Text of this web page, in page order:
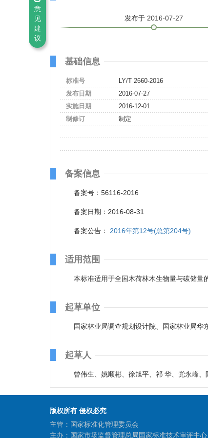
意
见
建
议
发布于 2016-07-27
基础信息
标准号
LY/T 2660-2016
发布日期
2016-07-27
实施日期
2016-12-01
制修订
制定
备案信息
备案号：56116-2016
备案日期：2016-08-31
备案公告： 2016年第12号(总第204号)
适用范围
本标准适用于全国木荷林木生物量与碳储量
起草单位
国家林业局调查规划设计院、国家林业局
起草人
曾伟生、姚顺彬、徐旭平、祁 华、党永峰
版权所有 侵权必究
主管：国家标准化管理委员会
主办：国家市场监督管理总局国家标准技术审评中心